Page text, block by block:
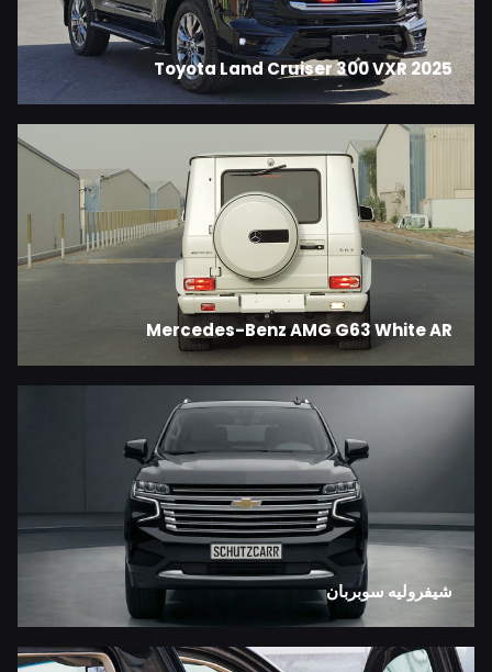
2025 Toyota Land Cruiser 300 VXR
Mercedes-Benz AMG G63 White AR
شيفروليه سوبربان